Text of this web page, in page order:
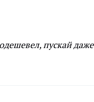
пускай даже